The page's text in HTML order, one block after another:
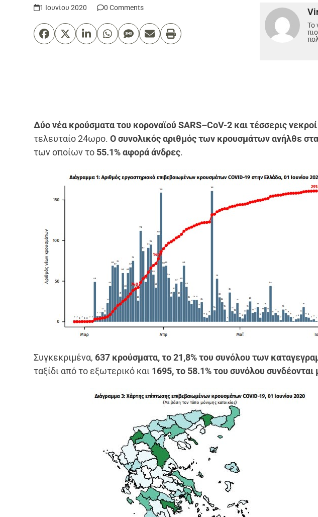
1 Ιουνίου 2020 0 Comments
Το
Δύο νέα κρούσματα του κοροναϊού SARS–CoV-2 και τέσσερις
τελευταίο 24ωρο.Ο συνολικός αριθμός των κρουσμάτων ανήλθε
των οποίων το 55.1% αφορά άνδρες.
Συγκεκριμένα, 637 κρούσματα, το 21,8% του συνόλου των
ταξίδι από το εξωτερικό και 1695, το 58.1% του συνόλου